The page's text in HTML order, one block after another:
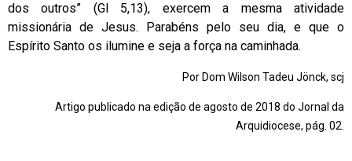
dos outros” (Gl 5,13), exercem a mesma atividade
missionária de Jesus. Parabéns pelo seu dia, e que o
Espírito Santo os ilumine e seja a força na caminhada.
Por Dom Wilson Tadeu Jönck, scj
Artigo publicado na edição de agosto de 2018 do Jornal da
Arquidiocese, pág. 02.